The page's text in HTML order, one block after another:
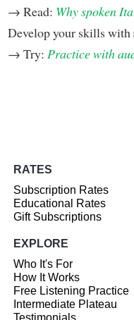
→ Read: Why spoken
Develop your skills with
→ Try: Practice with
RATES
Subscription Rates
Educational Rates
Gift Subscriptions
EXPLORE
Who It's For
How It Works
Free Listening Practice
Intermediate Plateau
Testimonials